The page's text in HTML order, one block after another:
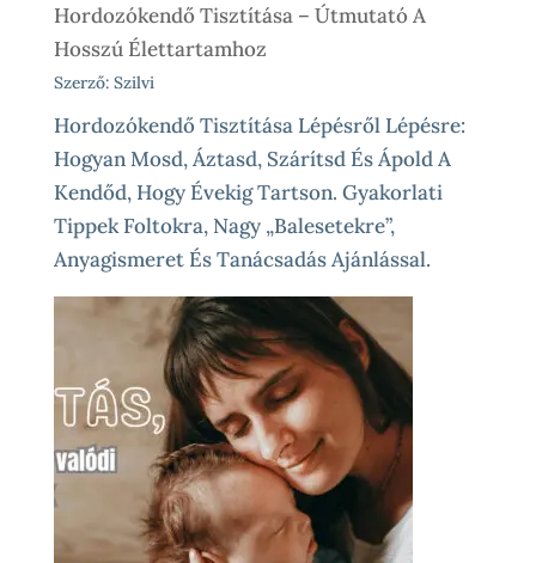
Hordozókendő Tisztítása – Útmutató A
Hosszú Élettartamhoz
Szerző: Szilvi
Hordozókendő Tisztítása Lépésről Lépésre:
Hogyan Mosd, Áztasd, Szárítsd És Ápold A
Kendőd, Hogy Évekig Tartson. Gyakorlati
Tippek Foltokra, Nagy „balesetekre”,
Anyagismeret És Tanácsadás Ajánlással.